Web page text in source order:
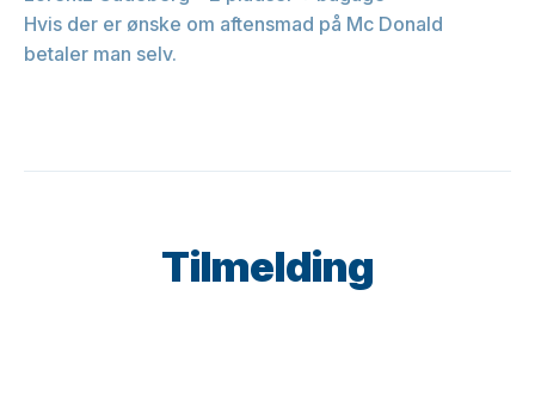
Hvis der er ønske om aftensmad på Mc Donald
betaler man selv.
Tilmelding